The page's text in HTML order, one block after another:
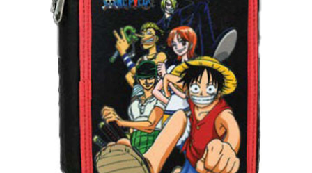
Ekspresna dostava
Prednarudžbe
Outlet proizvodi
Dostava i plaćanje
TV serija proizvodi